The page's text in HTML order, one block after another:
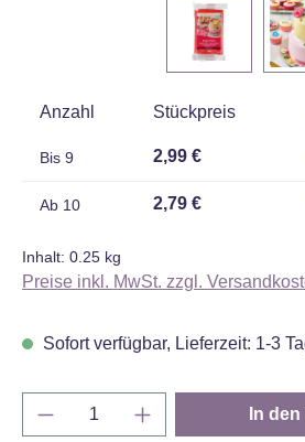
Anzahl Stückpreis
Bis 9 2,99 €
Ab 10 2,79 €
Inhalt: 0.25 kg
Preise inkl. MwSt. zzgl.
Sofort verfügbar, Lieferzeit: 1-3
Produkt Anzahl: Gib den
In